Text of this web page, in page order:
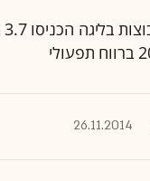
26.11.2014